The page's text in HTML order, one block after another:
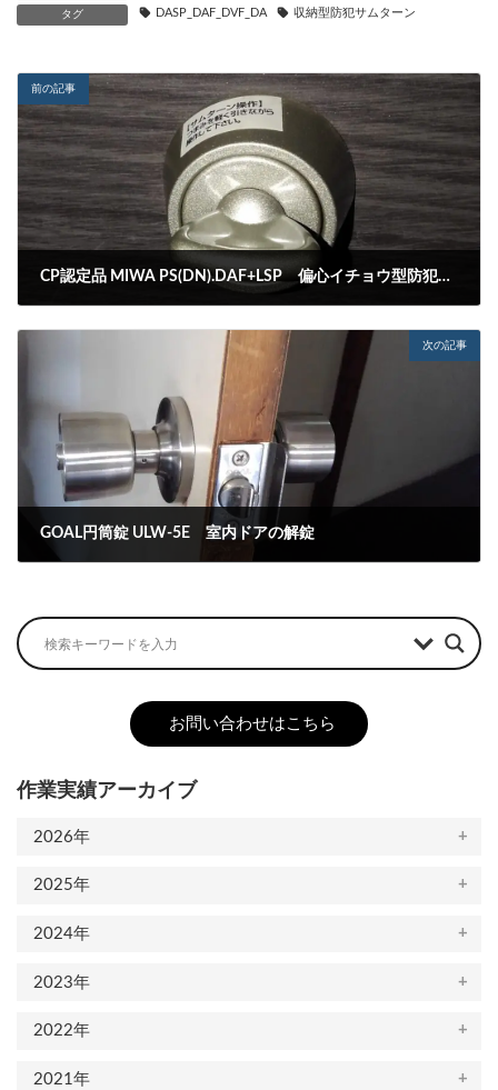
タグ DASP_DAF_DVF_DA 収納型防犯サムターン
前の記事
CP認定品 MIWA PS(DN).DAF+LSP 偏心イチョウ型防犯サムターン不具合による分解洗浄
次の記事
GOAL円筒錠 ULW-5E 室内ドアの解錠
お問い合わせはこちら
作業実績アーカイブ
2026年
2025年
2024年
2023年
2022年
2021年